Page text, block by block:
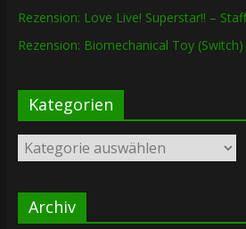
Rezension: Love Live! Superstar!! –
Rezension: Biomechanical Toy (Switch)
Kategorien
Kategorien
Archiv